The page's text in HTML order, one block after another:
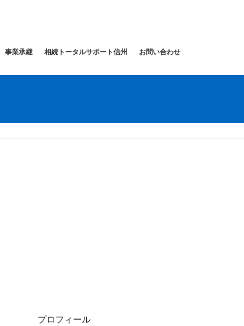
事業承継 相続トータルサポート信州 お問い合わせ
プロフィール